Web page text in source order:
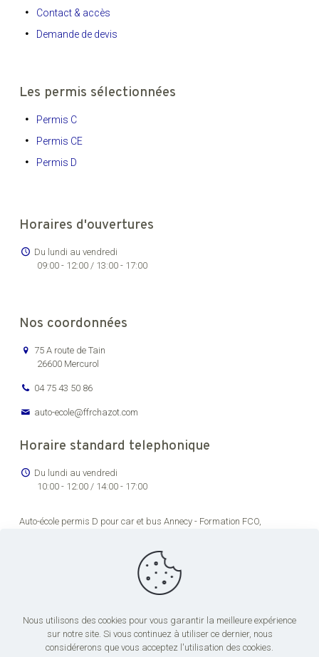
Contact & accès
Demande de devis
Les permis sélectionnées
Permis C
Permis CE
Permis D
Horaires d'ouvertures
Du lundi au vendredi
09:00 - 12:00 / 13:00 - 17:00
Nos coordonnées
75 A route de Tain
26600 Mercurol
04 75 43 50 86
auto-ecole@ffrchazot.com
Horaire standard telephonique
Du lundi au vendredi
10:00 - 12:00 / 14:00 - 17:00
Auto-école permis D pour car et bus Annecy - Formation FCO,
permis transport en commun pas cher Dijon -
conduire poids lourds Grenoble - Centre de formation permis CE Lons-
Centre de formation chauffeur poids lourds Lyon -
conduite de poids lourds Valence
Nous utilisons des cookies pour vous garantir la meilleure expérience
sur notre site. Si vous continuez à utiliser ce dernier, nous
considérerons que vous acceptez l'utilisation des cookies.